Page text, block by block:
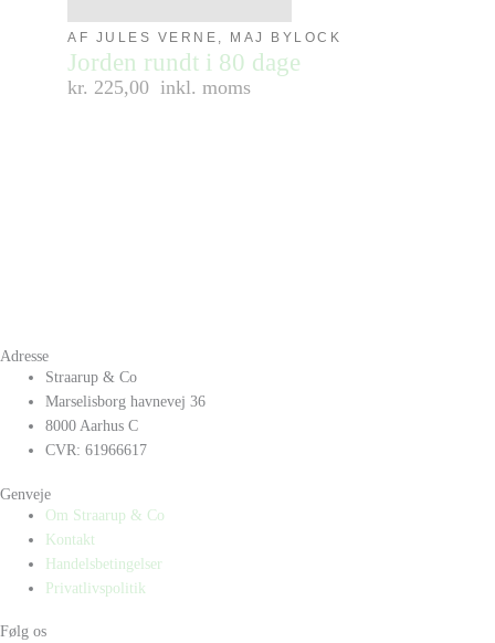
AF JULES VERNE, MAJ BYLOCK
Jorden rundt i 80 dage
kr. 225,00 inkl. moms
Adresse
Straarup & Co
Marselisborg havnevej 36
8000 Aarhus C
CVR: 61966617
Genveje
Om Straarup & Co
Kontakt
Handelsbetingelser
Privatlivspolitik
Følg os